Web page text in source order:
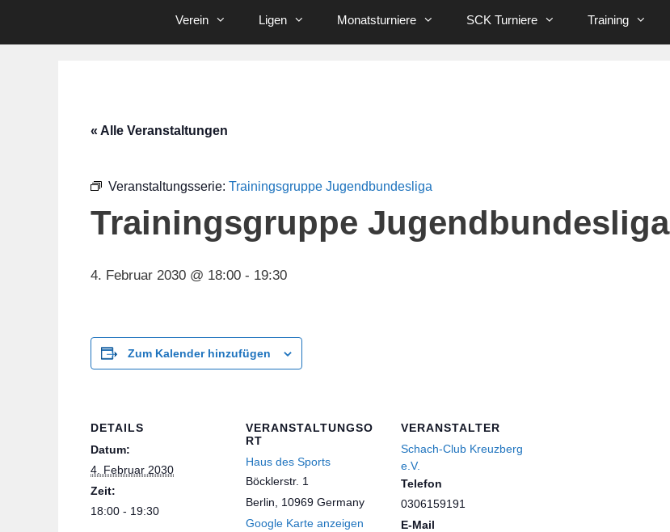
Verein Ligen Monatsturniere SCK Turniere Training
« Alle Veranstaltungen
Veranstaltungsserie: Trainingsgruppe Jugendbundesliga
Trainingsgruppe Jugendbundesliga
4. Februar 2030 @ 18:00 - 19:30
Zum Kalender hinzufügen
DETAILS
Datum:
4. Februar 2030
Zeit:
18:00 - 19:30
VERANSTALTUNGSO
RT
Haus des Sports
Böcklerstr. 1
Berlin
10969 Germany
Google Karte anzeigen
VERANSTALTER
Schach-Club Kreuzberg
e.V.
Telefon
0306159191
E-Mail